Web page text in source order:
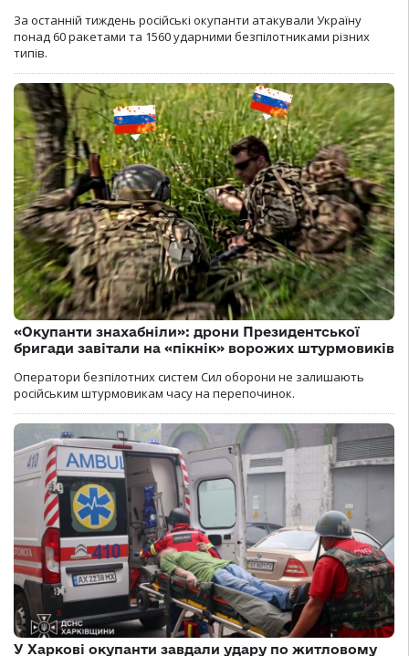
За останній тиждень російські окупанти атакували Україну
понад 60 ракетами та 1560 ударними безпілотниками різних
типів.
«Окупанти знахабніли»: дрони Президентської
бригади завітали на «пікнік» ворожих штурмовиків
Оператори безпілотних систем Сил оборони не залишають
російським штурмовикам часу на перепочинок.
У Харкові окупанти завдали удару по житловому